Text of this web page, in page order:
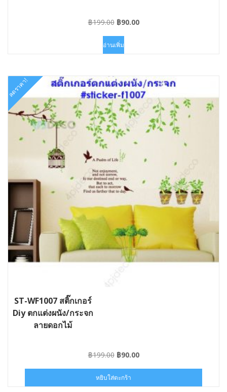
฿199.00 Original
was:
฿199.00.
฿90.00Current
อ่านเพิ่ม
ลดราคา!
ST-WF1007 สติ๊กเกอร์
Diy ตกแต่งผนัง/กระจก
ลายดอกไม้
฿199.00 Original
was:
฿199.00.
฿90.00Current
฿90.00.
หยิบใส่ตะกร้า